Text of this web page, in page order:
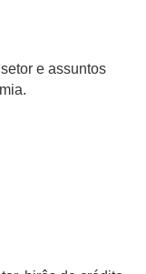
e assuntos